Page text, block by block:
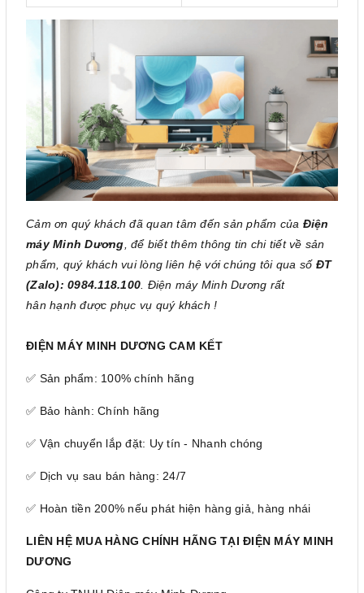
Cảm ơn quý khách đã quan tâm đến sản phẩm của Điện
máy Minh Dương, để biết thêm thông tin chi tiết về sản
phẩm, quý khách vui lòng liên hệ với chúng tôi qua số ĐT
(Zalo): 0984.118.100. Điện máy Minh Dương rất
hân hạnh được phục vụ quý khách !
ĐIỆN MÁY MINH DƯƠNG CAM KẾT
✅ Sản phẩm: 100% chính hãng
✅ Bảo hành: Chính hãng
✅ Vận chuyển lắp đặt: Uy tín - Nhanh chóng
✅ Dịch vụ sau bán hàng: 24/7
✅ Hoàn tiền 200% nếu phát hiện hàng giả, hàng nhái
LIÊN HỆ MUA HÀNG CHÍNH HÃNG TẠI ĐIỆN MÁY MINH
DƯƠNG